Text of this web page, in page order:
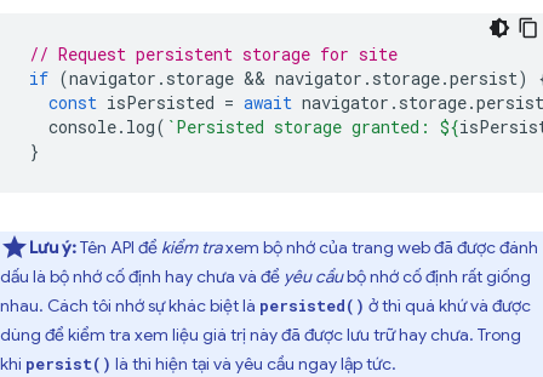
// Request persistent storage for site
if (navigator . storage && navigator . storage.persist)
const isPersisted = await navigator . storage.persist
console. log( `Persisted storage granted: ${
}
Lưu ý:Tên API để kiểm traxem bộ nhớ của trang web đã được đánh
dấu là bộ nhớ cố định hay chưa và để yêu cầubộ nhớ cố định rất giống
nhau. Cách tôi nhớ sự khác biệt là persisted() ở thì quá khứ và được
dùng để kiểm tra xem liệu giá trị này đã được lưu trữhay chưa. Trong
khi persist() là thì hiện tại và yêu cầu ngay lập tức.